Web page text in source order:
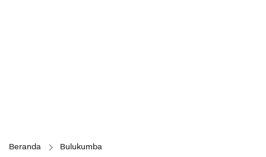
Beranda Bulukumba